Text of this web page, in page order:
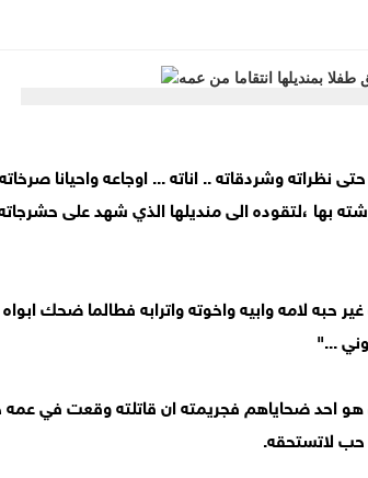
نظراته وشردقاته .. اناته ... اوجاعه واحيانا
بها ،لتقوده الى منديلها الذي شهد على
ابو الزين 7 اعوام من الحب غير حبه لامه وابيه واخوته واترابه فطالما ضحك
..."
احد ضحاياهم فجريمته ان قاتلته وقعت في عمه
حب لاتستحقه.